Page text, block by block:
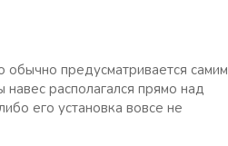
предусматривается самим
располагался прямо над
его установка вовсе не